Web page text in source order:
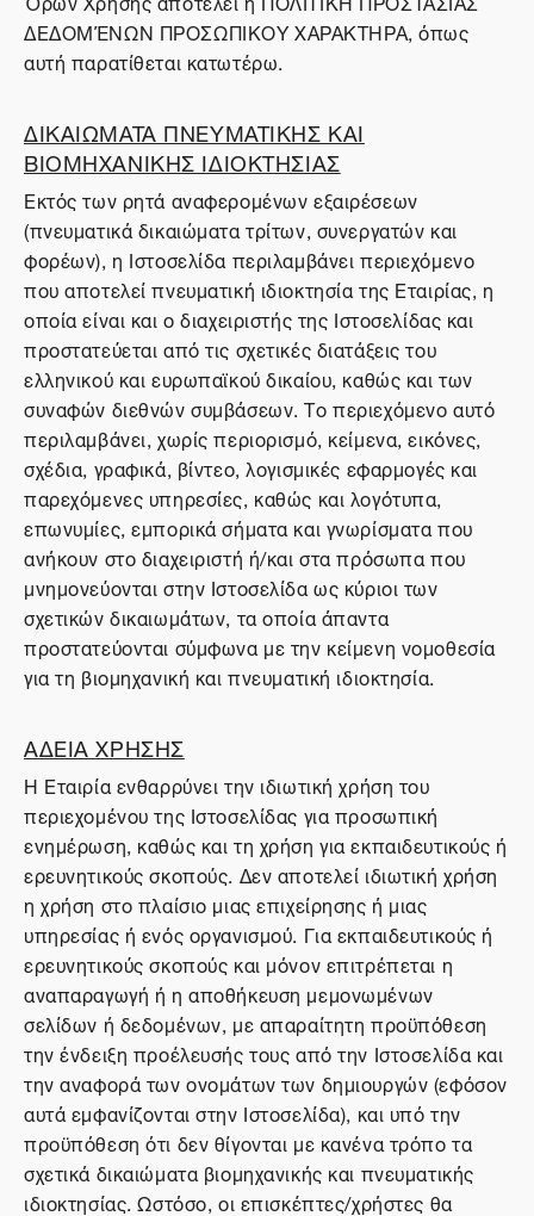
ΔΕΔΟΜΈΝΩΝ ΠΡΟΣΩΠΙΚΟΥ ΧΑΡΑΚΤΗΡΑ, όπως
αυτή παρατίθεται κατωτέρω.
ΔΙΚΑΙΩΜΑΤΑ ΠΝΕΥΜΑΤΙΚΗΣ ΚΑΙ
ΒΙΟΜΗΧΑΝΙΚΗΣ ΙΔΙΟΚΤΗΣΙΑΣ
Εκτός των ρητά αναφερομένων εξαιρέσεων
(πνευματικά δικαιώματα τρίτων, συνεργατών και
φορέων), η Ιστοσελίδα περιλαμβάνει περιεχόμενο
που αποτελεί πνευματική ιδιοκτησία της Εταιρίας, η
οποία είναι και ο διαχειριστής της Ιστοσελίδας και
προστατεύεται από τις σχετικές διατάξεις του
ελληνικού και ευρωπαϊκού δικαίου, καθώς και των
συναφών διεθνών συμβάσεων. Το περιεχόμενο αυτό
περιλαμβάνει, χωρίς περιορισμό, κείμενα, εικόνες,
σχέδια, γραφικά, βίντεο, λογισμικές εφαρμογές και
παρεχόμενες υπηρεσίες, καθώς και λογότυπα,
επωνυμίες, εμπορικά σήματα και γνωρίσματα που
ανήκουν στο διαχειριστή ή/και στα πρόσωπα που
μνημονεύονται στην Ιστοσελίδα ως κύριοι των
σχετικών δικαιωμάτων, τα οποία άπαντα
προστατεύονται σύμφωνα με την κείμενη νομοθεσία
για τη βιομηχανική και πνευματική ιδιοκτησία.
ΑΔΕΙΑ ΧΡΗΣΗΣ
Η Εταιρία ενθαρρύνει την ιδιωτική χρήση του
περιεχομένου της Ιστοσελίδας για προσωπική
ενημέρωση, καθώς και τη χρήση για εκπαιδευτικούς ή
ερευνητικούς σκοπούς. Δεν αποτελεί ιδιωτική χρήση
η χρήση στο πλαίσιο μιας επιχείρησης ή μιας
υπηρεσίας ή ενός οργανισμού. Για εκπαιδευτικούς ή
ερευνητικούς σκοπούς και μόνον επιτρέπεται η
αναπαραγωγή ή η αποθήκευση μεμονωμένων
σελίδων ή δεδομένων, με απαραίτητη προϋπόθεση
την ένδειξη προέλευσής τους από την Ιστοσελίδα και
την αναφορά των ονομάτων των δημιουργών (εφόσον
αυτά εμφανίζονται στην Ιστοσελίδα), και υπό την
προϋπόθεση ότι δεν θίγονται με κανένα τρόπο τα
σχετικά δικαιώματα βιομηχανικής και πνευματικής
ιδιοκτησίας. Ωστόσο, οι επισκέπτες/χρήστες θα